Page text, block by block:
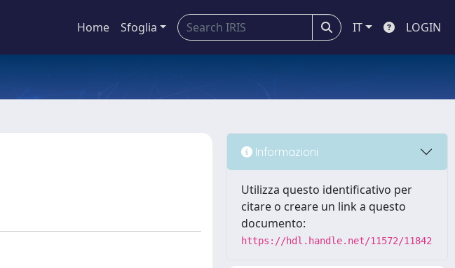
Home Sfoglia IT LOGIN
Informazioni
Utilizza questo identificativo per
citare o creare un link a questo
documento:
https://hdl.handle.net/11572/11842